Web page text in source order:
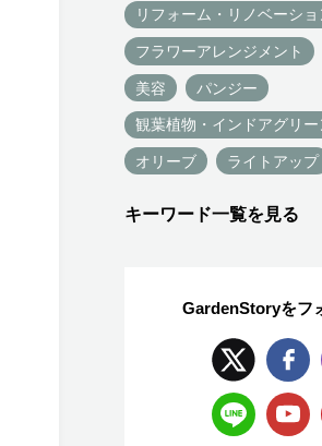
リフォーム・リノベーショ
フラワーアレンジメント
美容 パンジー
観葉植物・インドアグリー
オリーブ ライトアップ
キーワード一覧を見る
GardenStoryをフ